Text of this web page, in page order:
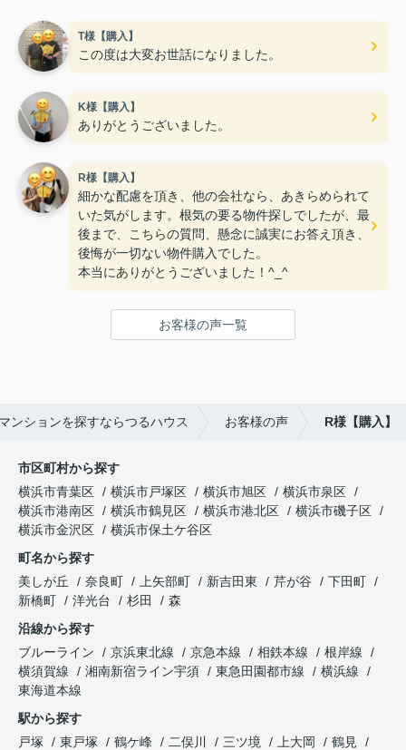
T様【購入】
この度は大変お世話になりました。
K様【購入】
ありがとうございました。
R様【購入】
細かな配慮を頂き、他の会社なら、あきらめられて
いた気がします。根気の要る物件探しでしたが、最
後まで、こちらの質問、懸念に誠実にお答え頂き、
後悔が一切ない物件購入でした。
本当にありがとうございました！^_^
お客様の声一覧
ンションを探すならつるハウス お客様の声 R様【購入】
市区町村から探す
横浜市青葉区
横浜市戸塚区 横浜市旭区
横浜市泉区
横浜市港南区
横浜市鶴見区 横浜市港北区
横浜市磯子区
横浜市金沢区
横浜市保土ケ谷区
町名から探す
美しが丘
奈良町 上矢部町 新吉田東 芹が谷
下田町
新橋町
洋光台 杉田
森
沿線から探す
ブルーライン
京浜東北線 京急本線 相鉄本線
根岸線
横須賀線
湘南新宿ライン宇須 東急田園都市線
横浜線
東海道本線
駅から探す
戸塚
東戸塚 鶴ケ峰 二俣川 三ツ境 上大岡
鶴見